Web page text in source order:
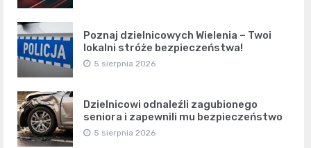
Poznaj dzielnicowych Wielenia – Twoi
lokalni stróże bezpieczeństwa!
5 sierpnia 2026
Dzielnicowi odnaleźli zagubionego
seniora i zapewnili mu bezpieczeństwo
5 sierpnia 2026